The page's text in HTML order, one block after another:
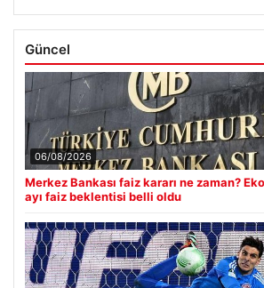
Güncel
06/08/2026
Merkez Bankası faiz kararı ne zaman?
ayı faiz beklentisi belli oldu